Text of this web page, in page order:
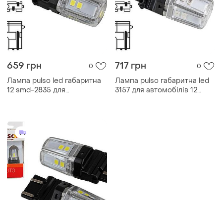
659 грн 0
Лампа pulso led габаритна
12 smd-2835 для
717 грн 0
Лампа pulso габаритна led
3157 для автомобілів 12